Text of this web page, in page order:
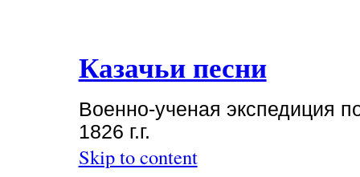
Казачьи песни
Военно-ученая экспедиция
1826 г.г.
Skip to content